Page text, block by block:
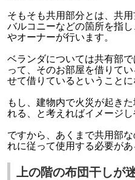
そもそも共用部分とは、共
バルコニーなどの箇所を指
やオーナーが行います。
ベランダについては共有部
って、そのお部屋を借りて
せて借りているということに
もし、建物内で火災が起き
れる、と考えればイメージし
ですから、あくまで共用部
れに従って使用する必要があ
上の階の布団干しが